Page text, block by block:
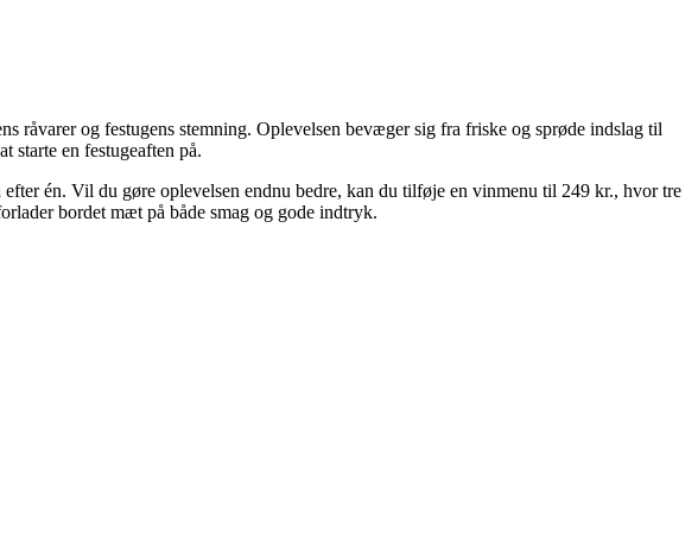
råvarer og festugens stemning. Oplevelsen bevæger sig fra friske og sprøde indslag til
starte en festugeaften på.
én. Vil du gøre oplevelsen endnu bedre, kan du tilføje en vinmenu til 249 kr., hvor tre
bordet mæt på både smag og gode indtryk.